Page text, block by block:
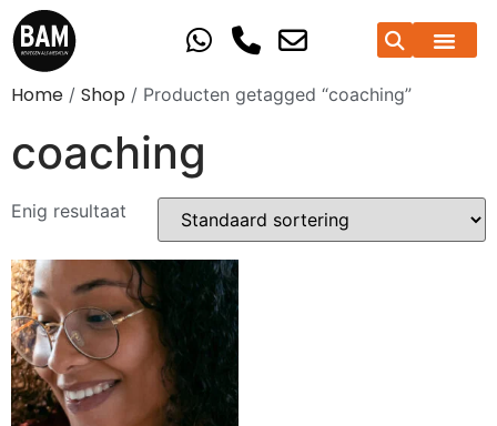
Home / Shop / Producten getagged “coaching”
coaching
Enig resultaat